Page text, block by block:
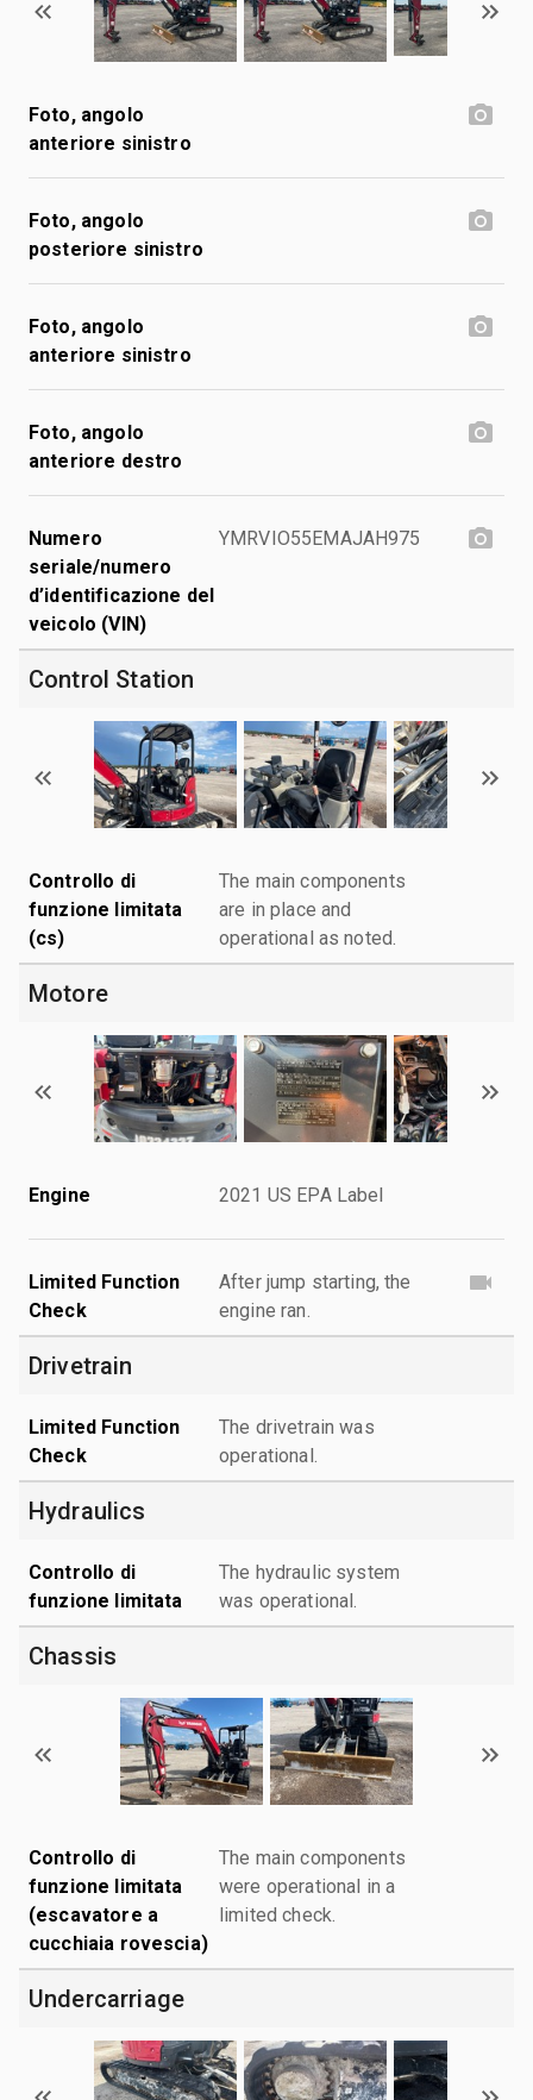
Foto, angolo
anteriore sinistro
Foto, angolo
posteriore sinistro
Foto, angolo
anteriore sinistro
Foto, angolo
anteriore destro
Numero
seriale/numero
d’identificazione del
veicolo (VIN)
YMRVIO55EMAJAH975
Control Station
Controllo di
funzione limitata
(cs)
The main components
are in place and
operational as noted.
Motore
Engine 2021 US EPA Label
Limited Function
Check
After jump starting, the
engine ran.
Drivetrain
Limited Function
Check
The drivetrain was
operational.
Hydraulics
Controllo di
funzione limitata
The hydraulic system
was operational.
Chassis
Controllo di
funzione limitata
(escavatore a
cucchiaia rovescia)
The main components
were operational in a
limited check.
Undercarriage